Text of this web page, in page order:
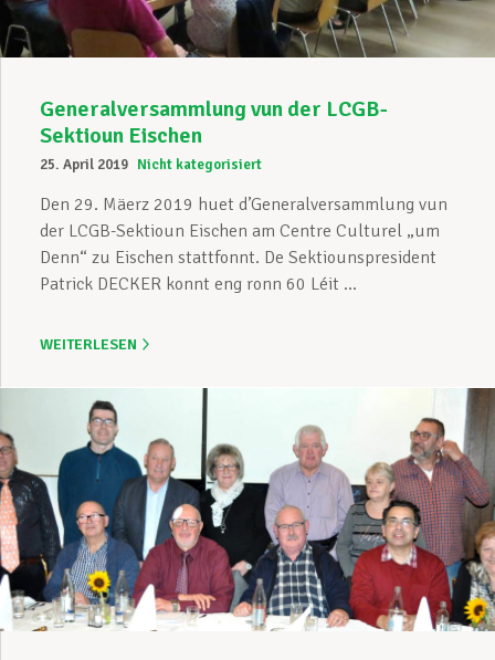
Generalversammlung vun der LCGB-
Sektioun Eischen
25. April 2019 Nicht kategorisiert
Den 29. Mäerz 2019 huet d’Generalversammlung vun
der LCGB-Sektioun Eischen am Centre Culturel „um
Denn“ zu Eischen stattfonnt. De Sektiounspresident
Patrick DECKER konnt eng ronn 60 Léit ...
WEITERLESEN